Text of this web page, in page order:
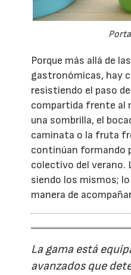
Porque más allá de
gastronómicas, hay
resistiendo el paso
compartida frente al
una sombrilla, el
caminata o la fruta
continúan formando
colectivo del verano.
siendo los mismos;
manera de
La gama está
avanzados que